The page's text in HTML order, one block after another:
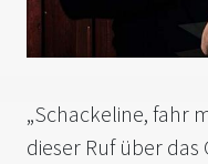
„Schackeline, fahr
dieser Ruf über das